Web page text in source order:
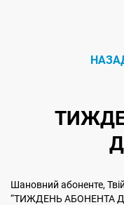
Шановний абоненте,
“ТИЖДЕНЬ АБОНЕНТА